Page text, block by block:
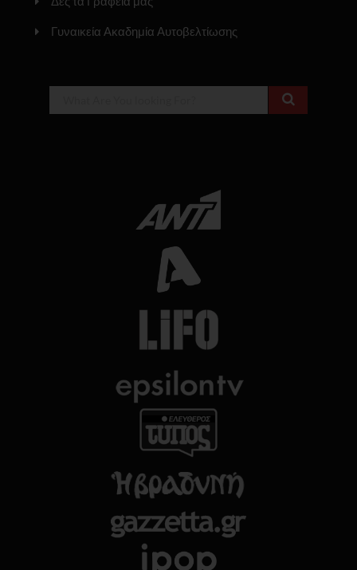
Γυναικεία Ακαδημία Αυτοβελτίωσης